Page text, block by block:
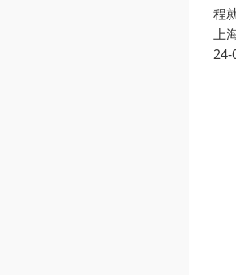
程
上
24-